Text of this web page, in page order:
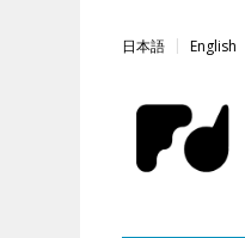
日本語 English